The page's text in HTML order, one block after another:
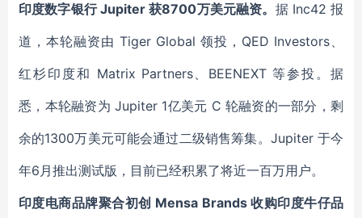
印度数字银行 Jupiter 获8700万美元融资。 据 Inc42 报
道，本轮融资由 Tiger Global 领投，QED Investors、
红杉印度和 Matrix Partners、BEENEXT 等参投。据
悉，本轮融资为 Jupiter 1亿美元 C 轮融资的一部分，剩
余的1300万美元可能会通过二级销售筹集。Jupiter 于今
年6月推出测试版，目前已经积累了将近一百万用户。
印度电商品牌聚合初创 Mensa Brands 收购印度牛仔品